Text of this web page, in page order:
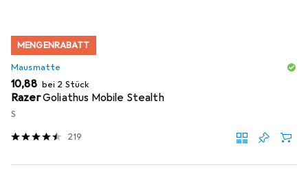
MENGENRABATT
Mausmatte
EUR
10,88 bei 2 Stück
RazerGoliathus Mobile Stealth
S
219